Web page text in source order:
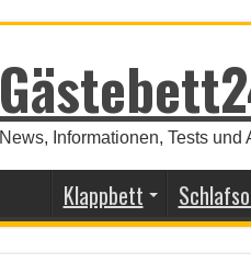
News, Informationen, Tests und
Klappbett